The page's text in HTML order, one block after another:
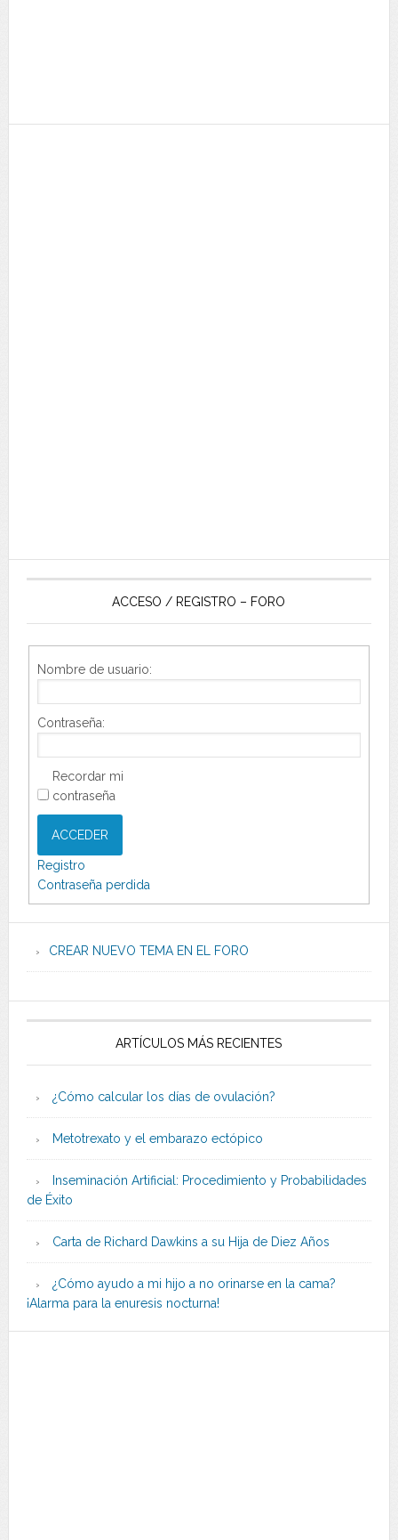
ACCESO / REGISTRO – FORO
Nombre de usuario:
Contraseña:
Recordar mi
contraseña
ACCEDER
Registro
Contraseña perdida
CREAR NUEVO TEMA EN EL FORO
ARTÍCULOS MÁS RECIENTES
¿Cómo calcular los días de ovulación?
Metotrexato y el embarazo ectópico
Inseminación Artificial: Procedimiento y Probabilidades
de Éxito
Carta de Richard Dawkins a su Hija de Diez Años
¿Cómo ayudo a mi hijo a no orinarse en la cama?
¡Alarma para la enuresis nocturna!